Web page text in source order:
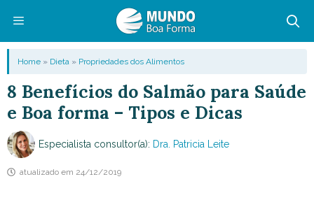
conteúdo
Menu
Home » Dieta » Propriedades dos Alimentos
8 Benefícios do Salmão para Saúde
e Boa forma – Tipos e Dicas
Especialista consultor(a): Dra. Patricia Leite
atualizado em 24/12/2019